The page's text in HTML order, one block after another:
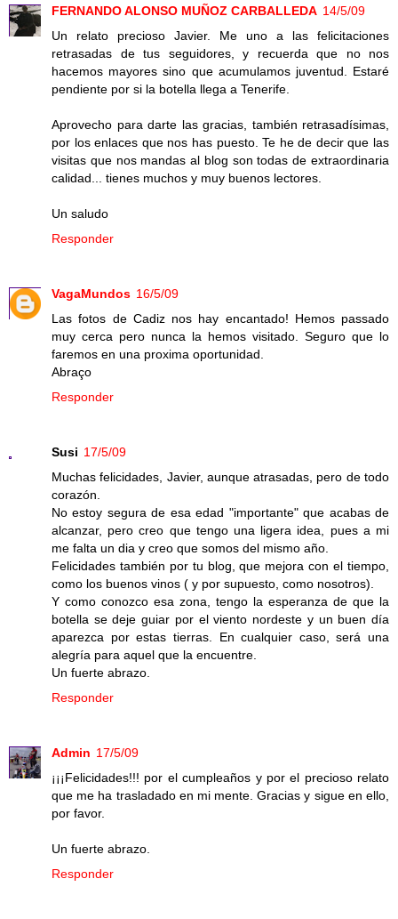
FERNANDO ALONSO MUÑOZ CARBALLEDA 14/5/09
Un relato precioso Javier. Me uno a las felicitaciones
retrasadas de tus seguidores, y recuerda que no nos
hacemos mayores sino que acumulamos juventud. Estaré
pendiente por si la botella llega a Tenerife.
Aprovecho para darte las gracias, también retrasadísimas,
por los enlaces que nos has puesto. Te he de decir que las
visitas que nos mandas al blog son todas de extraordinaria
calidad... tienes muchos y muy buenos lectores.
Un saludo
Responder
VagaMundos 16/5/09
Las fotos de Cadiz nos hay encantado! Hemos passado
muy cerca pero nunca la hemos visitado. Seguro que lo
faremos en una proxima oportunidad.
Abraço
Responder
Susi 17/5/09
Muchas felicidades, Javier, aunque atrasadas, pero de todo
corazón.
No estoy segura de esa edad "importante" que acabas de
alcanzar, pero creo que tengo una ligera idea, pues a mi
me falta un dia y creo que somos del mismo año.
Felicidades también por tu blog, que mejora con el tiempo,
como los buenos vinos ( y por supuesto, como nosotros).
Y como conozco esa zona, tengo la esperanza de que la
botella se deje guiar por el viento nordeste y un buen día
aparezca por estas tierras. En cualquier caso, será una
alegría para aquel que la encuentre.
Un fuerte abrazo.
Responder
Admin 17/5/09
¡¡¡Felicidades!!! por el cumpleaños y por el precioso relato
que me ha trasladado en mi mente. Gracias y sigue en ello,
por favor.
Un fuerte abrazo.
Responder